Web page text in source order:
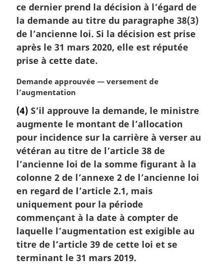
e
:
ce dernier prend la décision à l’égard de
la demande au titre du paragraphe 38(3)
de l’ancienne loi. Si la décision est prise
après le 31 mars 2020, elle est réputée
prise à cette date.
N
o
e
m
a
r
i
n
a
l
:
Demande approuvée — versement de
l’augmentation
(4) S’il approuve la demande, le ministre
augmente le montant de l’allocation
pour incidence sur la carrière à verser au
vétéran au titre de l’article 38 de
l’ancienne loi de la somme figurant à la
colonne 2 de l’annexe 2 de l’ancienne loi
en regard de l’article 2.1, mais
uniquement pour la période
commençant à la date à compter de
laquelle l’augmentation est exigible au
titre de l’article 39 de cette loi et se
terminant le 31 mars 2019.